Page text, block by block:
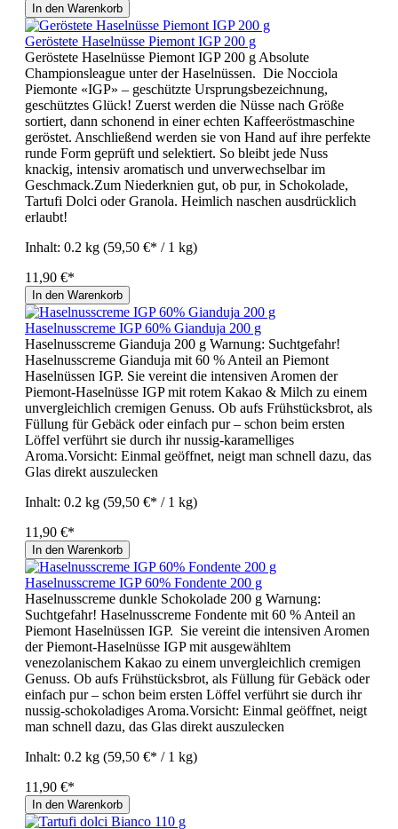
In den Warenkorb
Geröstete Haselnüsse Piemont IGP 200 g
Geröstete Haselnüsse Piemont IGP 200 g Absolute
Championsleague unter der Haselnüssen. Die Nocciola
Piemonte «IGP» – geschützte Ursprungsbezeichnung,
geschütztes Glück! Zuerst werden die Nüsse nach Größe
sortiert, dann schonend in einer echten Kaffeeröstmaschine
geröstet. Anschließend werden sie von Hand auf ihre perfekte
runde Form geprüft und selektiert. So bleibt jede Nuss
knackig, intensiv aromatisch und unverwechselbar im
Geschmack.Zum Niederknien gut, ob pur, in Schokolade,
Tartufi Dolci oder Granola. Heimlich naschen ausdrücklich
erlaubt!
Inhalt: 0.2 kg (59,50 €* / 1 kg)
11,90 €*
In den Warenkorb
Haselnusscreme IGP 60% Gianduja 200 g
Haselnusscreme Gianduja 200 g Warnung: Suchtgefahr!
Haselnusscreme Gianduja mit 60 % Anteil an Piemont
Haselnüssen IGP. Sie vereint die intensiven Aromen der
Piemont-Haselnüsse IGP mit rotem Kakao & Milch zu einem
unvergleichlich cremigen Genuss. Ob aufs Frühstücksbrot, als
Füllung für Gebäck oder einfach pur – schon beim ersten
Löffel verführt sie durch ihr nussig-karamelliges
Aroma.Vorsicht: Einmal geöffnet, neigt man schnell dazu, das
Glas direkt auszulecken
Inhalt: 0.2 kg (59,50 €* / 1 kg)
11,90 €*
In den Warenkorb
Haselnusscreme IGP 60% Fondente 200 g
Haselnusscreme dunkle Schokolade 200 g Warnung:
Suchtgefahr! Haselnusscreme Fondente mit 60 % Anteil an
Piemont Haselnüssen IGP. Sie vereint die intensiven Aromen
der Piemont-Haselnüsse IGP mit ausgewähltem
venezolanischem Kakao zu einem unvergleichlich cremigen
Genuss. Ob aufs Frühstücksbrot, als Füllung für Gebäck oder
einfach pur – schon beim ersten Löffel verführt sie durch ihr
nussig-schokoladiges Aroma.Vorsicht: Einmal geöffnet, neigt
man schnell dazu, das Glas direkt auszulecken
Inhalt: 0.2 kg (59,50 €* / 1 kg)
11,90 €*
In den Warenkorb